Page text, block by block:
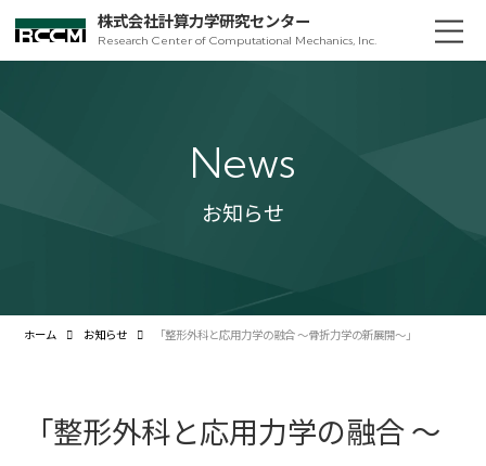
株式会社計算力学研究センター
Research Center of Computational Mechanics, Inc.
News
お知らせ
ホーム お知らせ 「整形外科と応用力学の融合 ～骨折力学の新展開～」
「整形外科と応用力学の融合 ～